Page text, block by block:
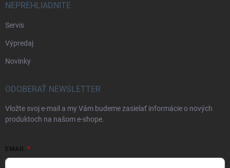
NEPREHLIADNITE
Servis
Výpredaj
Novinky
ODOBERAŤ NEWSLETTER
Vložte svoj e-mail a my Vám budeme zasielať informácie o nových
produktoch na našom e-shope.
EMAIL